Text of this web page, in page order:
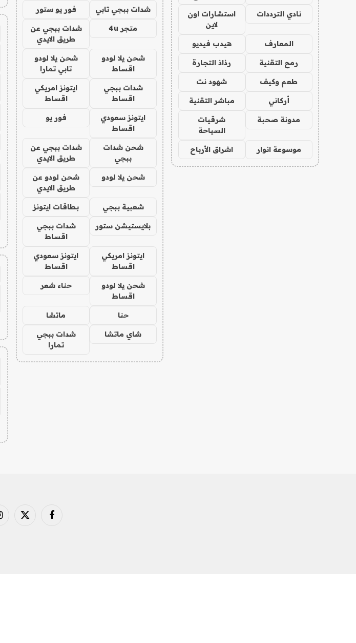
نادي الترددات
استشارات اون
لاين
المعارف هيدب فيديو
رمح التقنية رذاذ التجارة
طعم وكيف شهود نت
أركاني مباشر التقنية
مدونة صحبة
شرقيات
السياحة
موسوعة انوار اشراق الأرباح
شدات ببجي تابي فور يو ستور
متجر 4u
شدات ببجي عن
طريق الايدي
شحن يلا لودو
اقساط
شحن يلا لودو
تابي تمارا
شدات ببجي
اقساط
ايتونز امريكي
اقساط
ايتونز سعودي
اقساط
فور يو
شحن شدات
ببجي
شدات ببجي عن
طريق الايدي
شحن يلا لودو
شحن لودو عن
طريق الايدي
شعبية ببجي بطاقات ايتونز
بلايستيشن ستور
شدات ببجي
اقساط
ايتونز امريكي
اقساط
ايتونز سعودي
اقساط
شحن يلا لودو
اقساط
حناء شعر
حنا ماتشا
شاي ماتشا
شدات ببجي
تمارا
فيسبوك X